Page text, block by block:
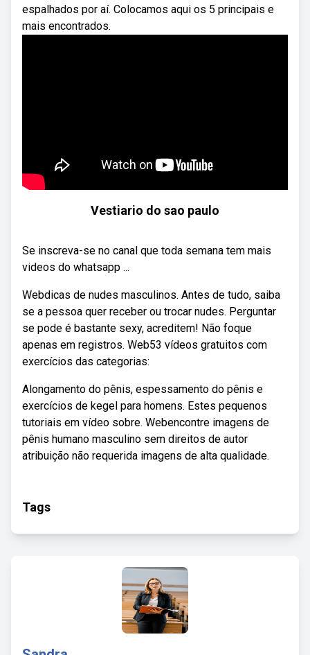
espalhados por aí. Colocamos aqui os 5 principais e
mais encontrados.
Vestiario do sao paulo
Se inscreva-se no canal que toda semana tem mais
videos do whatsapp ...
Webdicas de nudes masculinos. Antes de tudo, saiba
se a pessoa quer receber ou trocar nudes. Perguntar
se pode é bastante sexy, acreditem! Não foque
apenas em registros. Web53 vídeos gratuitos com
exercícios das categorias:
Alongamento do pênis, espessamento do pênis e
exercícios de kegel para homens. Estes pequenos
tutoriais em vídeo sobre. Webencontre imagens de
pênis humano masculino sem direitos de autor
atribuição não requerida imagens de alta qualidade.
Tags